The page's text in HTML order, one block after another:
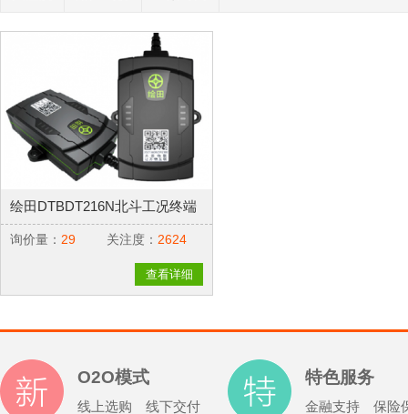
绘田DTBDT216N北斗工况终端
询价量： 29 关注度： 2624
查看详细
O2O模式
线上选购 线下交付
特色服务
金融支持 保险